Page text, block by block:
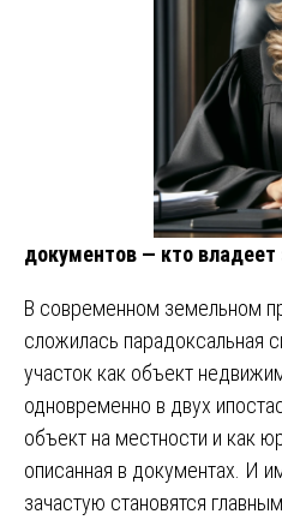
документов — кто
В современном земельном
сложилась парадоксальная
участок как объект
одновременно в двух
объект на местности и как
описанная в документах. И
зачастую становятся